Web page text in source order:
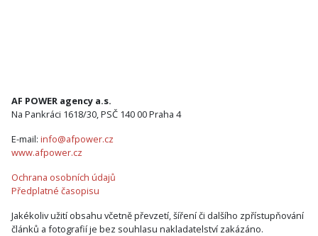
AF POWER agency a.s.
Na Pankráci 1618/30, PSČ 140 00 Praha 4
E-mail: info@afpower.cz
www.afpower.cz
Ochrana osobních údajů
Předplatné časopisu
Jakékoliv užití obsahu včetně převzetí, šíření či dalšího zpřístupňování
článků a fotografií je bez souhlasu nakladatelství zakázáno.